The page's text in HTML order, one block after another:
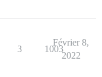
3 1003
Février 8,
2022